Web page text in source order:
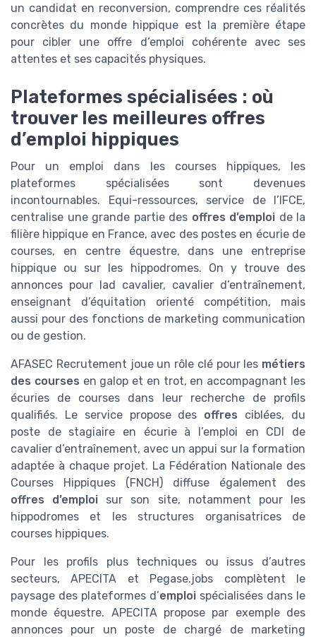
un candidat en reconversion, comprendre ces réalités
concrètes du monde hippique est la première étape
pour cibler une offre d’emploi cohérente avec ses
attentes et ses capacités physiques.
Plateformes spécialisées : où
trouver les meilleures offres
d’emploi hippiques
Pour un emploi dans les courses hippiques, les
plateformes spécialisées sont devenues
incontournables. Equi-ressources, service de l’IFCE,
centralise une grande partie des offres d’emploi de la
filière hippique en France, avec des postes en écurie de
courses, en centre équestre, dans une entreprise
hippique ou sur les hippodromes. On y trouve des
annonces pour lad cavalier, cavalier d’entraînement,
enseignant d’équitation orienté compétition, mais
aussi pour des fonctions de marketing communication
ou de gestion.
AFASEC Recrutement joue un rôle clé pour les métiers
des courses en galop et en trot, en accompagnant les
écuries de courses dans leur recherche de profils
qualifiés. Le service propose des offres ciblées, du
poste de stagiaire en écurie à l’emploi en CDI de
cavalier d’entraînement, avec un appui sur la formation
adaptée à chaque projet. La Fédération Nationale des
Courses Hippiques (FNCH) diffuse également des
offres d’emploi sur son site, notamment pour les
hippodromes et les structures organisatrices de
courses hippiques.
Pour les profils plus techniques ou issus d’autres
secteurs, APECITA et Pegase.jobs complètent le
paysage des plateformes d’emploi spécialisées dans le
monde équestre. APECITA propose par exemple des
annonces pour un poste de chargé de marketing